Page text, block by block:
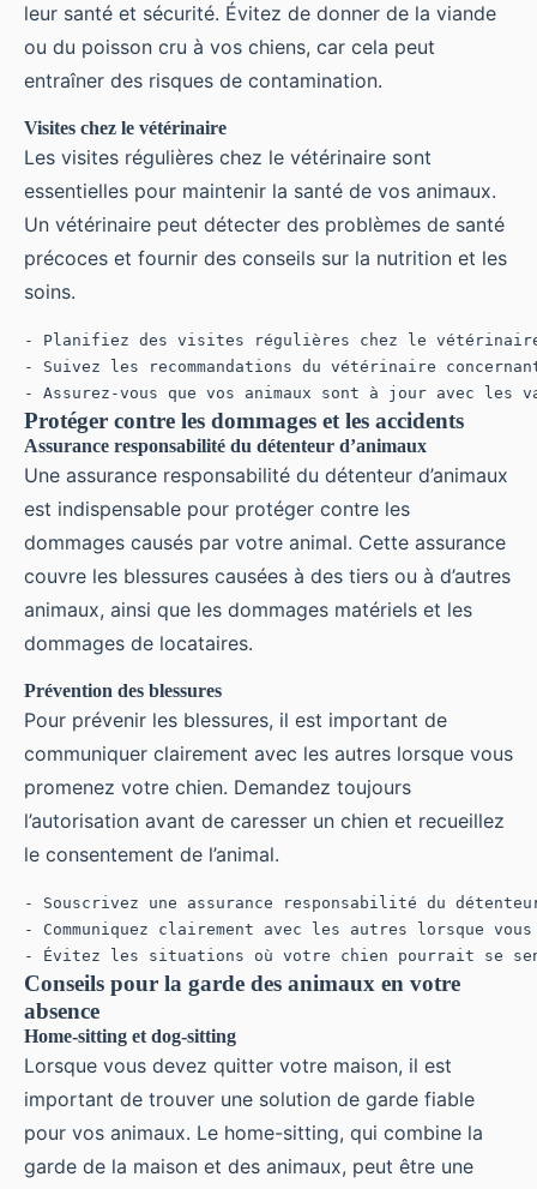
leur santé et sécurité. Évitez de donner de la viande
ou du poisson cru à vos chiens, car cela peut
entraîner des risques de contamination.
Visites chez le vétérinaire
Les visites régulières chez le vétérinaire sont
essentielles pour maintenir la santé de vos animaux.
Un vétérinaire peut détecter des problèmes de santé
précoces et fournir des conseils sur la nutrition et les
soins.
- Planifiez des visites régulières chez le
- Suivez les recommandations du vétérinaire
Protéger contre les dommages et les accidents
Assurance responsabilité du détenteur d’animaux
Une assurance responsabilité du détenteur d’animaux
est indispensable pour protéger contre les
dommages causés par votre animal. Cette assurance
couvre les blessures causées à des tiers ou à d’autres
animaux, ainsi que les dommages matériels et les
dommages de locataires.
Prévention des blessures
Pour prévenir les blessures, il est important de
communiquer clairement avec les autres lorsque vous
promenez votre chien. Demandez toujours
l’autorisation avant de caresser un chien et recueillez
le consentement de l’animal.
- Souscrivez une assurance responsabilité du
- Communiquez clairement avec les autres lorsque
Conseils pour la garde des animaux en votre
absence
Home-sitting et dog-sitting
Lorsque vous devez quitter votre maison, il est
important de trouver une solution de garde fiable
pour vos animaux. Le home-sitting, qui combine la
garde de la maison et des animaux, peut être une